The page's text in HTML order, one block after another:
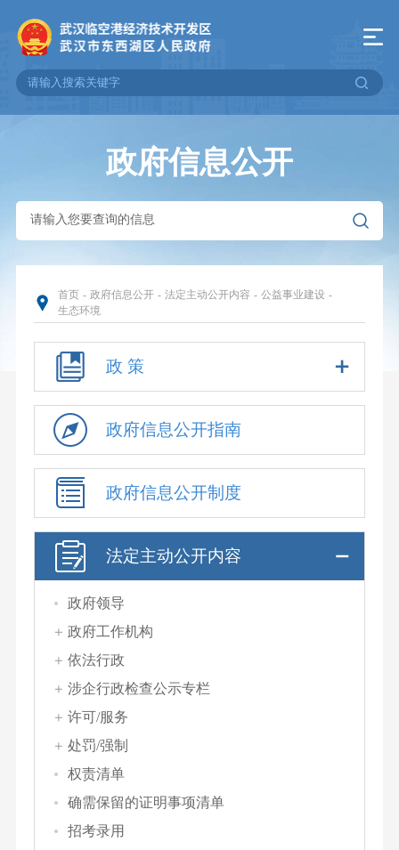
政府信息公开
首页 - 政府信息公开 - 法定主动公开内容 - 公益事业建设 -
生态环境
政 策
政府信息公开指南
政府信息公开制度
法定主动公开内容
政府领导
政府工作机构
依法行政
涉企行政检查公示专栏
许可/服务
处罚/强制
权责清单
确需保留的证明事项清单
招考录用